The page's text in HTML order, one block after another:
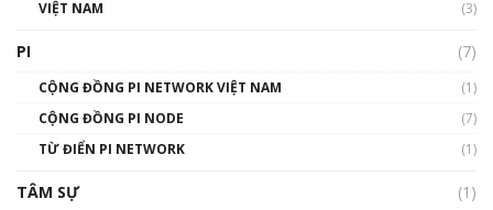
Talkshow 14: MemeCoin – Trò đùa tỷ đô
01:29:26
VIỆT NAM
(3)
PI (7)
CỘNG ĐỒNG PI NETWORK VIỆT NAM
(1)
CỘNG ĐỒNG PI NODE
(7)
TỪ ĐIỂN PI NETWORK
(1)
TÂM SỰ
(1)